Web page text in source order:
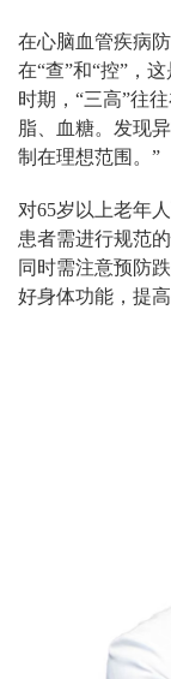
在心脑血管疾病
在“查”和“控”，
时期，“三高”往
脂、血糖。发现
制在理想范围。”
对65岁以上老年
患者需进行规范
同时需注意预防
好身体功能，提高